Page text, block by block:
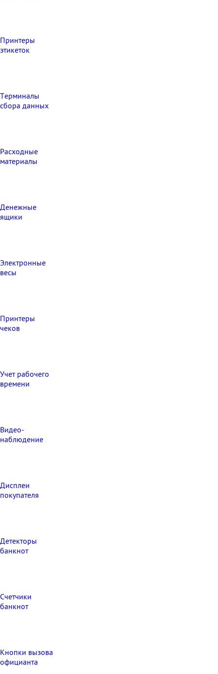
Принтеры
этикеток
Терминалы
сбора данных
Расходные
материалы
Денежные
ящики
Электронные
весы
Принтеры
чеков
Учет рабочего
времени
Видео‑
наблюдение
Дисплеи
покупателя
Детекторы
банкнот
Счетчики
банкнот
Кнопки вызова
официанта